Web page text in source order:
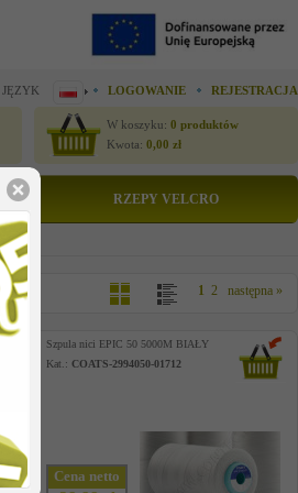
LOGOWANIE REJESTRACJA
W koszyku: 0 produktów
Kwota: 0,00 zł
RZEPY VELCRO
1 2 następna »
Szpula nici EPIC 50 5000M BIAŁY
Kat.: COATS-2994050-01712
Cena netto